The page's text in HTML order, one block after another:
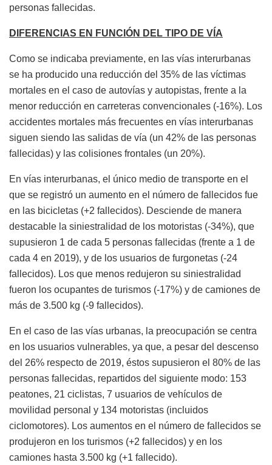
personas fallecidas.
DIFERENCIAS EN FUNCIÓN DEL TIPO DE VÍA
Como se indicaba previamente, en las vías interurbanas
se ha producido una reducción del 35% de las víctimas
mortales en el caso de autovías y autopistas, frente a la
menor reducción en carreteras convencionales (-16%). Los
accidentes mortales más frecuentes en vías interurbanas
siguen siendo las salidas de vía (un 42% de las personas
fallecidas) y las colisiones frontales (un 20%).
En vías interurbanas, el único medio de transporte en el
que se registró un aumento en el número de fallecidos fue
en las bicicletas (+2 fallecidos). Desciende de manera
destacable la siniestralidad de los motoristas (-34%), que
supusieron 1 de cada 5 personas fallecidas (frente a 1 de
cada 4 en 2019), y de los usuarios de furgonetas (-24
fallecidos). Los que menos redujeron su siniestralidad
fueron los ocupantes de turismos (-17%) y de camiones de
más de 3.500 kg (-9 fallecidos).
En el caso de las vías urbanas, la preocupación se centra
en los usuarios vulnerables, ya que, a pesar del descenso
del 26% respecto de 2019, éstos supusieron el 80% de las
personas fallecidas, repartidos del siguiente modo: 153
peatones, 21 ciclistas, 7 usuarios de vehículos de
movilidad personal y 134 motoristas (incluidos
ciclomotores). Los aumentos en el número de fallecidos se
produjeron en los turismos (+2 fallecidos) y en los
camiones hasta 3.500 kg (+1 fallecido).